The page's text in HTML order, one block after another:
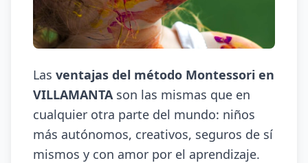
Las ventajas del método Montessori en
VILLAMANTAson las mismas que en
cualquier otra parte del mundo: niños
más autónomos, creativos, seguros de sí
mismos y con amor por el aprendizaje.